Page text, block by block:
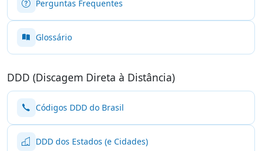
Perguntas Frequentes
Glossário
DDD (Discagem Direta à Distância)
Códigos DDD do Brasil
DDD dos Estados (e Cidades)